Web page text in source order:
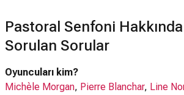
Pastoral Senfoni Hakkında
Sorulan Sorular
Oyuncuları kim?
Michèle Morgan, Pierre Blanchar, Line